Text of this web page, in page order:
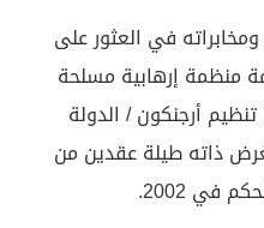
في العثور على
منظمة إرهابية مسلحة
أرجنكون / الدولة
ذاته طيلة عقدين من
في 2002.